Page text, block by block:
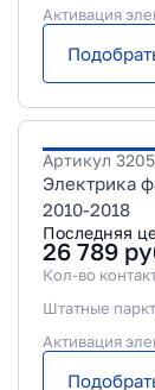
Активация
Артикул
Электрика
2010-2018
Последняя
26 789
Кол-во
Штатные
Активация